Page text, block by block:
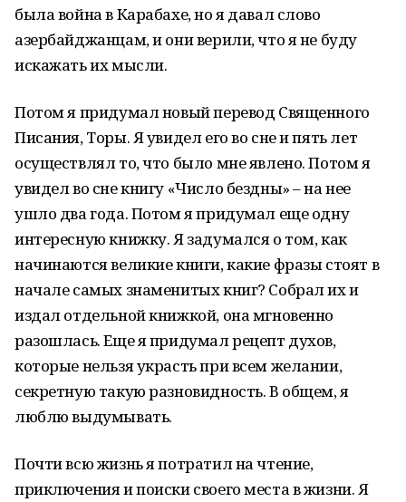
была война в Карабахе, но я давал слово
азербайджанцам, и они верили, что я не буду
искажать их мысли.
Потом я придумал новый перевод Священного
Писания, Торы. Я увидел его во сне и пять лет
осуществлял то, что было мне явлено. Потом я
увидел во сне книгу «Число бездны» – на нее
ушло два года. Потом я придумал еще одну
интересную книжку. Я задумался о том, как
начинаются великие книги, какие фразы стоят в
начале самых знаменитых книг? Собрал их и
издал отдельной книжкой, она мгновенно
разошлась. Еще я придумал рецепт духов,
которые нельзя украсть при всем желании,
секретную такую разновидность. В общем, я
люблю выдумывать.
Почти всю жизнь я потратил на чтение,
приключения и поиски своего места в жизни. Я